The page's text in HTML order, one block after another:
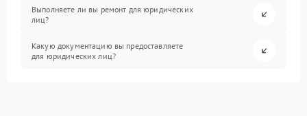
Выполняете ли вы ремонт для юридических
лиц?
Какую документацию вы предоставляете
для юридических лиц?